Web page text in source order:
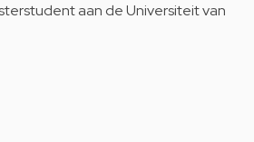
aan de Universiteit van